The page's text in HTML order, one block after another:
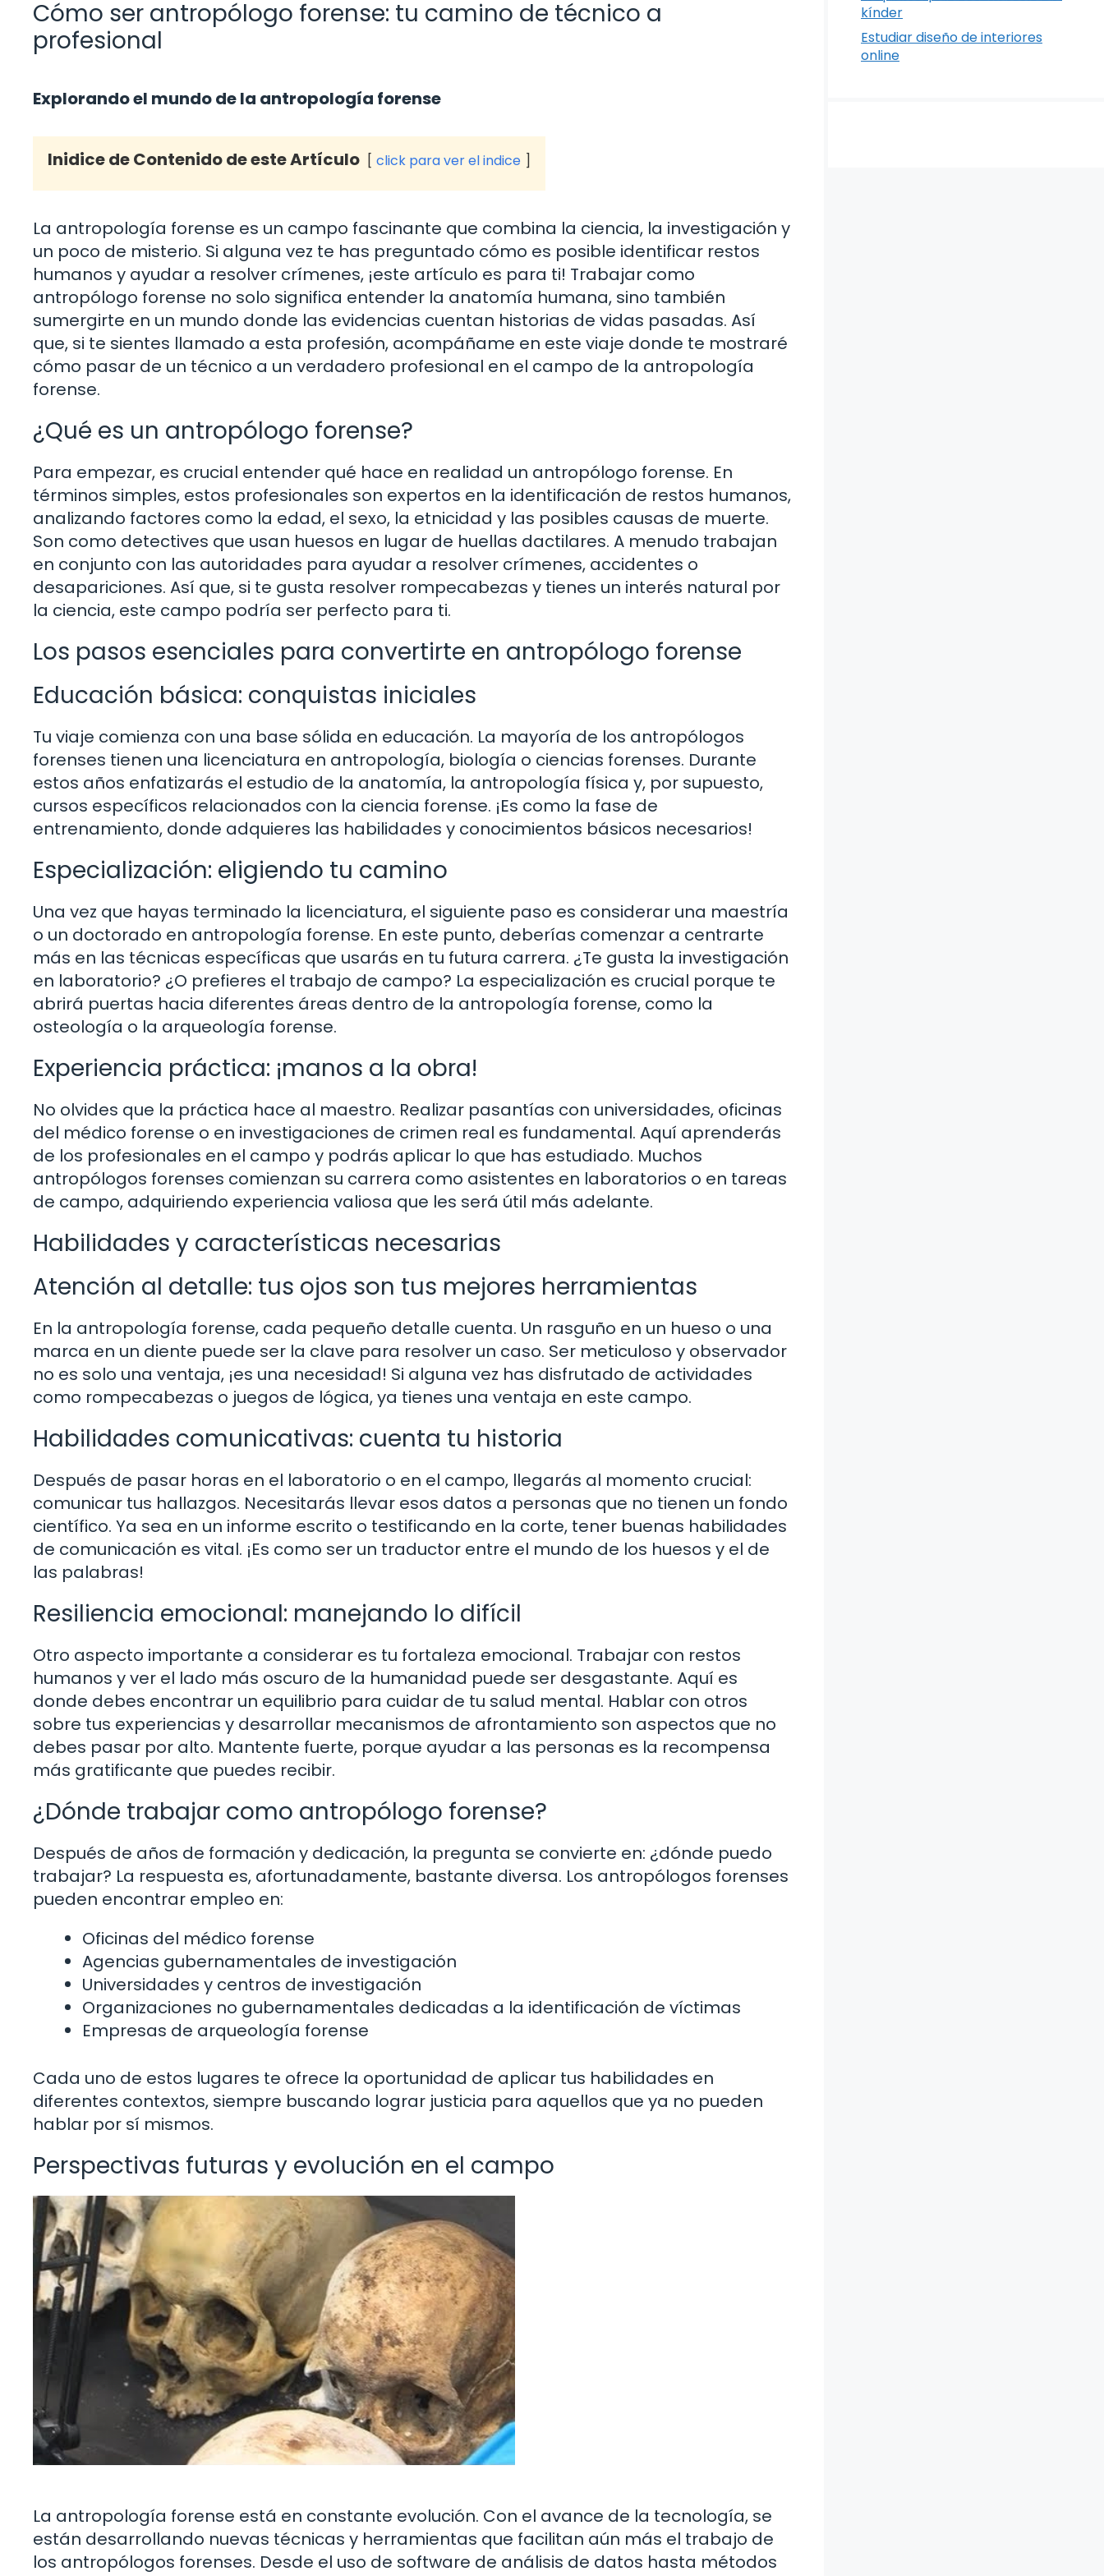
Cómo ser antropólogo forense: tu camino de técnico a
profesional
Explorando el mundo de la antropología forense
Inidice de Contenido de este Artículo click para ver el indice
La antropología forense es un campo fascinante que combina la ciencia, la investigación y
un poco de misterio. Si alguna vez te has preguntado cómo es posible identificar restos
humanos y ayudar a resolver crímenes, ¡este artículo es para ti! Trabajar como
antropólogo forense no solo significa entender la anatomía humana, sino también
sumergirte en un mundo donde las evidencias cuentan historias de vidas pasadas. Así
que, si te sientes llamado a esta profesión, acompáñame en este viaje donde te mostraré
cómo pasar de un técnico a un verdadero profesional en el campo de la antropología
forense.
¿Qué es un antropólogo forense?
Para empezar, es crucial entender qué hace en realidad un antropólogo forense. En
términos simples, estos profesionales son expertos en la identificación de restos humanos,
analizando factores como la edad, el sexo, la etnicidad y las posibles causas de muerte.
Son como detectives que usan huesos en lugar de huellas dactilares. A menudo trabajan
en conjunto con las autoridades para ayudar a resolver crímenes, accidentes o
desapariciones. Así que, si te gusta resolver rompecabezas y tienes un interés natural por
la ciencia, este campo podría ser perfecto para ti.
Los pasos esenciales para convertirte en antropólogo forense
Educación básica: conquistas iniciales
Tu viaje comienza con una base sólida en educación. La mayoría de los antropólogos
forenses tienen una licenciatura en antropología, biología o ciencias forenses. Durante
estos años enfatizarás el estudio de la anatomía, la antropología física y, por supuesto,
cursos específicos relacionados con la ciencia forense. ¡Es como la fase de
entrenamiento, donde adquieres las habilidades y conocimientos básicos necesarios!
Especialización: eligiendo tu camino
Una vez que hayas terminado la licenciatura, el siguiente paso es considerar una maestría
o un doctorado en antropología forense. En este punto, deberías comenzar a centrarte
más en las técnicas específicas que usarás en tu futura carrera. ¿Te gusta la investigación
en laboratorio? ¿O prefieres el trabajo de campo? La especialización es crucial porque te
abrirá puertas hacia diferentes áreas dentro de la antropología forense, como la
osteología o la arqueología forense.
Experiencia práctica: ¡manos a la obra!
No olvides que la práctica hace al maestro. Realizar pasantías con universidades, oficinas
del médico forense o en investigaciones de crimen real es fundamental. Aquí aprenderás
de los profesionales en el campo y podrás aplicar lo que has estudiado. Muchos
antropólogos forenses comienzan su carrera como asistentes en laboratorios o en tareas
de campo, adquiriendo experiencia valiosa que les será útil más adelante.
Habilidades y características necesarias
Atención al detalle: tus ojos son tus mejores herramientas
En la antropología forense, cada pequeño detalle cuenta. Un rasguño en un hueso o una
marca en un diente puede ser la clave para resolver un caso. Ser meticuloso y observador
no es solo una ventaja, ¡es una necesidad! Si alguna vez has disfrutado de actividades
como rompecabezas o juegos de lógica, ya tienes una ventaja en este campo.
Habilidades comunicativas: cuenta tu historia
Después de pasar horas en el laboratorio o en el campo, llegarás al momento crucial:
comunicar tus hallazgos. Necesitarás llevar esos datos a personas que no tienen un fondo
científico. Ya sea en un informe escrito o testificando en la corte, tener buenas habilidades
de comunicación es vital. ¡Es como ser un traductor entre el mundo de los huesos y el de
las palabras!
Resiliencia emocional: manejando lo difícil
Otro aspecto importante a considerar es tu fortaleza emocional. Trabajar con restos
humanos y ver el lado más oscuro de la humanidad puede ser desgastante. Aquí es
donde debes encontrar un equilibrio para cuidar de tu salud mental. Hablar con otros
sobre tus experiencias y desarrollar mecanismos de afrontamiento son aspectos que no
debes pasar por alto. Mantente fuerte, porque ayudar a las personas es la recompensa
más gratificante que puedes recibir.
¿Dónde trabajar como antropólogo forense?
Después de años de formación y dedicación, la pregunta se convierte en: ¿dónde puedo
trabajar? La respuesta es, afortunadamente, bastante diversa. Los antropólogos forenses
pueden encontrar empleo en:
Oficinas del médico forense
Agencias gubernamentales de investigación
Universidades y centros de investigación
Organizaciones no gubernamentales dedicadas a la identificación de víctimas
Empresas de arqueología forense
Cada uno de estos lugares te ofrece la oportunidad de aplicar tus habilidades en
diferentes contextos, siempre buscando lograr justicia para aquellos que ya no pueden
hablar por sí mismos.
Perspectivas futuras y evolución en el campo
La antropología forense está en constante evolución. Con el avance de la tecnología, se
están desarrollando nuevas técnicas y herramientas que facilitan aún más el trabajo de
los antropólogos forenses. Desde el uso de software de análisis de datos hasta métodos
kínder
Estudiar diseño de interiores
online